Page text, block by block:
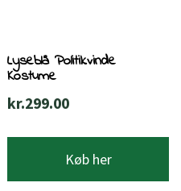
Lyseblå Politikvinde
Kostume
kr.299.00
Køb her